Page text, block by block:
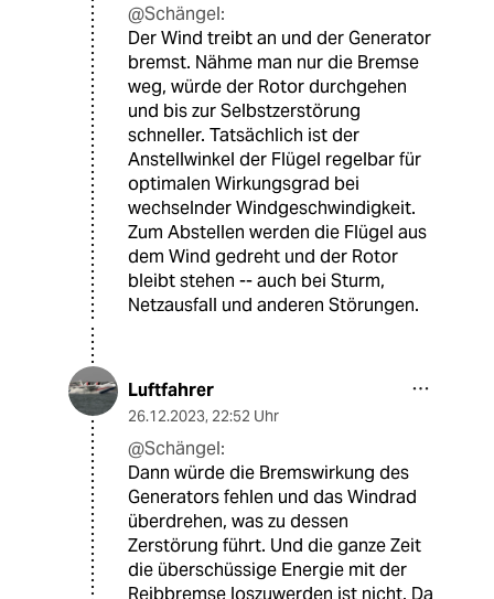
@Schängel:
Der Wind treibt an und der Generator
bremst. Nähme man nur die Bremse
weg, würde der Rotor durchgehen
und bis zur Selbstzerstörung
schneller. Tatsächlich ist der
Anstellwinkel der Flügel regelbar für
optimalen Wirkungsgrad bei
wechselnder Windgeschwindigkeit.
Zum Abstellen werden die Flügel aus
dem Wind gedreht und der Rotor
bleibt stehen -- auch bei Sturm,
Netzausfall und anderen Störungen.
Luftfahrer
26.12.2023, 22:52 Uhr
@Schängel:
Dann würde die Bremswirkung des
Generators fehlen und das Windrad
überdrehen, was zu dessen
Zerstörung führt. Und die ganze Zeit
die überschüssige Energie mit der
Reibbremse loszuwerden ist nicht. Da